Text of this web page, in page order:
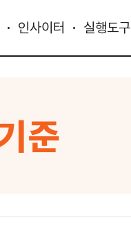
인사이터 실행도구